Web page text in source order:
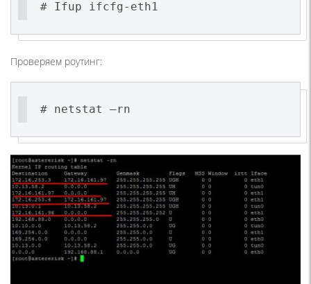
Проверяем роутинг:
# netstat –rn